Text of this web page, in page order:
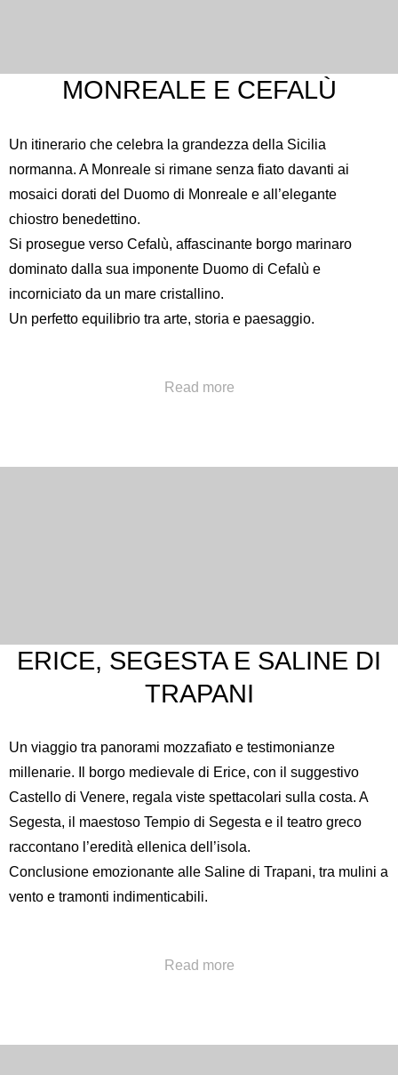
MONREALE E CEFALÙ
Un itinerario che celebra la grandezza della Sicilia
normanna. A Monreale si rimane senza fiato davanti ai
mosaici dorati del Duomo di Monreale e all’elegante
chiostro benedettino.
Si prosegue verso Cefalù, affascinante borgo marinaro
dominato dalla sua imponente Duomo di Cefalù e
incorniciato da un mare cristallino.
Un perfetto equilibrio tra arte, storia e paesaggio.
Read more
ERICE, SEGESTA E SALINE DI
TRAPANI
Un viaggio tra panorami mozzafiato e testimonianze
millenarie. Il borgo medievale di Erice, con il suggestivo
Castello di Venere, regala viste spettacolari sulla costa. A
Segesta, il maestoso Tempio di Segesta e il teatro greco
raccontano l’eredità ellenica dell’isola.
Conclusione emozionante alle Saline di Trapani, tra mulini a
vento e tramonti indimenticabili.
Read more